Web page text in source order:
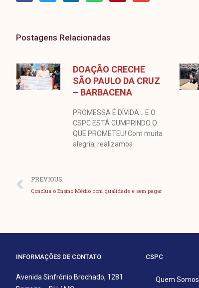
Postagens Relacionadas
DOAÇÃO CRECHE
SÃO PAULO DA CRUZ
– BARBACENA
PROMESSA É DÍVIDA… E O
CSPC ESTÁ CUMPRINDO O
QUE PROMETEU! Com muita
alegria, realizamos
Anterior
PREVIOUS
Conclua o Ensino Médio com qualidade e sem pagar
INFORMAÇÕES DE CONTATO
Avenida Sinfrônio Brochado, 1281
CSPC
Quem Somos